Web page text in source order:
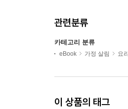
관련분류
카테고리 분류
eBook 가정 살림 요리
이 상품의 태그